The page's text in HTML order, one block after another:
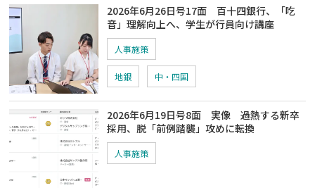
2026年6月26日号17面 百十四銀行、「吃
音」理解向上へ、学生が行員向け講座
人事施策
地銀 中・四国
2026年6月19日号8面 実像 過熱する新卒
採用、脱「前例踏襲」攻めに転換
人事施策